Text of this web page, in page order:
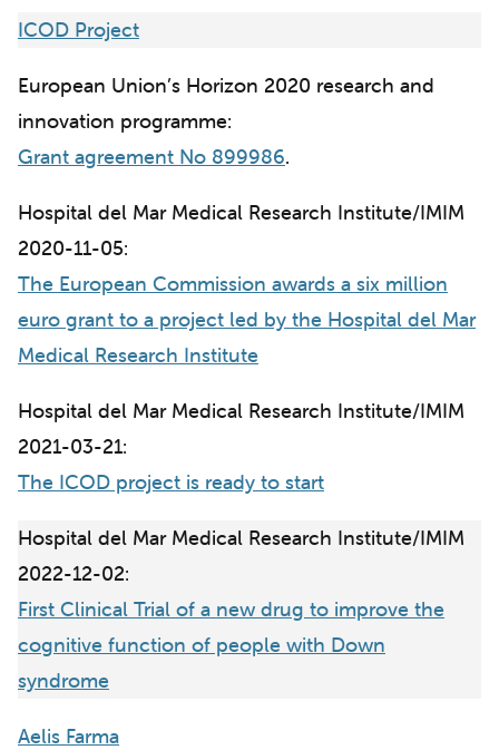
ICOD Project
European Union’s Horizon 2020 research and
innovation programme:
​Grant agreement No 899986.
Hospital del Mar Medical Research Institute/IMIM
2020-11-05:
The European Commission awards a six million
euro grant to a project led by the Hospital del Mar
Medical Research Institute
Hospital del Mar Medical Research Institute/IMIM
2021-03-21:
The ICOD project is ready to start
Hospital del Mar Medical Research Institute/IMIM
2022-12-02:
First Clinical Trial of a new drug to improve the
cognitive function of people with Down
syndrome
Aelis Farma